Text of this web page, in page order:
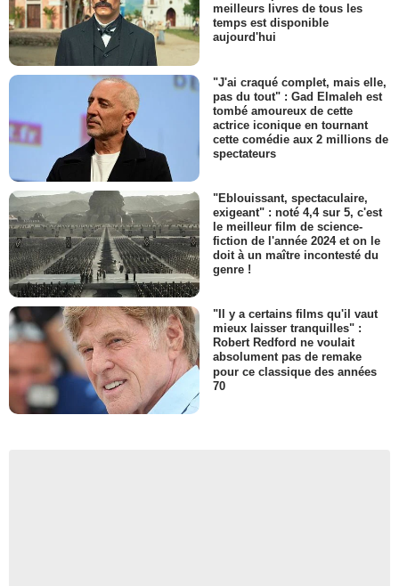
meilleurs livres de tous les
temps est disponible
aujourd'hui
"J'ai craqué complet, mais elle,
pas du tout" : Gad Elmaleh est
tombé amoureux de cette
actrice iconique en tournant
cette comédie aux 2 millions de
spectateurs
"Eblouissant, spectaculaire,
exigeant" : noté 4,4 sur 5, c'est
le meilleur film de science-
fiction de l'année 2024 et on le
doit à un maître incontesté du
genre !
"Il y a certains films qu'il vaut
mieux laisser tranquilles" :
Robert Redford ne voulait
absolument pas de remake
pour ce classique des années
70